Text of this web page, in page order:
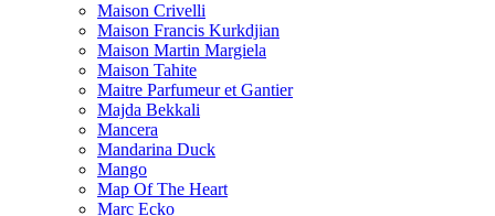
Maison Crivelli
Maison Francis Kurkdjian
Maison Martin Margiela
Maison Tahite
Maitre Parfumeur et Gantier
Majda Bekkali
Mancera
Mandarina Duck
Mango
Map Of The Heart
Marc Ecko